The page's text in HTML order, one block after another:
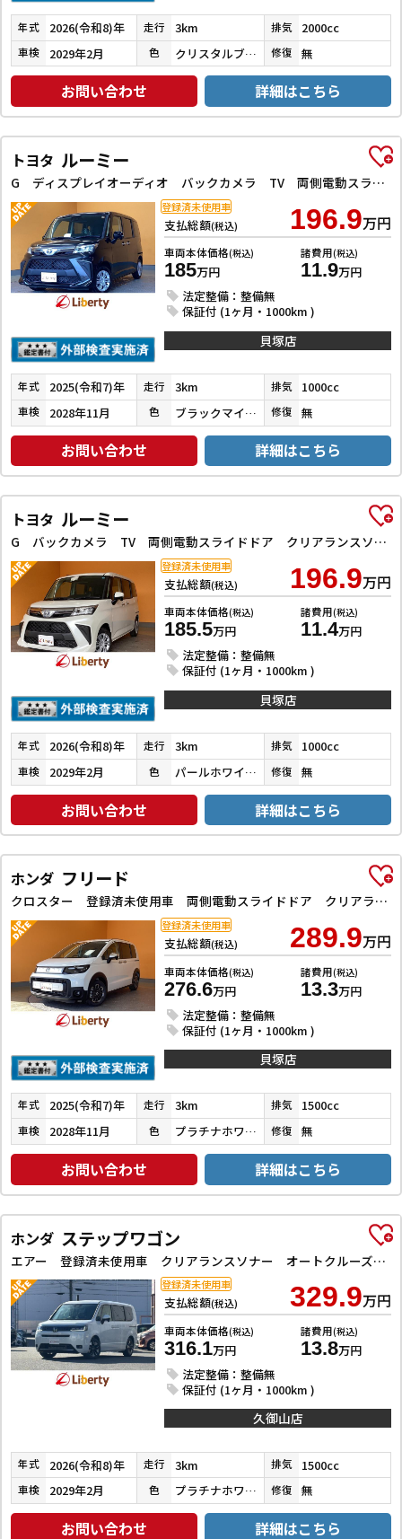
年式 2026(令和8)年 走行 3km 排気 2000cc
車検 2029年2月 色 クリスタルブラックパール 修復 無
お問い合わせ 詳細はこちら
トヨタ ルーミー
G ディスプレイオーディオ バックカメラ TV 両側電動スライドドア クリアランスソナー 衝突被害軽減システム オートライト LEDヘッドランプ スマートキー アイドリングストップ 電動格納ミラー
支払総額(税込) 196.9万円
車両本体価格(税込)
185万円
諸費用(税込)
11.9万円
法定整備：整備無
保証付 (1ヶ月・1000km )
登録済未使用車
貝塚店
年式 2025(令和7)年 走行 3km 排気 1000cc
車検 2028年11月 色 ブラックマイカメタリック 修復 無
お問い合わせ 詳細はこちら
トヨタ ルーミー
G バックカメラ TV 両側電動スライドドア クリアランスソナー 衝突被害軽減システム オートライト LEDヘッドランプ スマートキー アイドリングストップ 電動格納ミラー フルフラット ウォークスルー
支払総額(税込) 196.9万円
車両本体価格(税込)
185.5万円
諸費用(税込)
11.4万円
法定整備：整備無
保証付 (1ヶ月・1000km )
登録済未使用車
貝塚店
年式 2026(令和8)年 走行 3km 排気 1000cc
車検 2029年2月 色 パールホワイトⅢ 修復 無
お問い合わせ 詳細はこちら
ホンダ フリード
クロスター 登録済未使用車 両側電動スライドドア クリアランスソナー オートクルーズコントロール レーンアシスト 衝突被害軽減システム オートライト LEDヘッドランプ ヘッドライトウォッシャー スマートキー
支払総額(税込) 289.9万円
車両本体価格(税込)
276.6万円
諸費用(税込)
13.3万円
法定整備：整備無
保証付 (1ヶ月・1000km )
登録済未使用車
貝塚店
年式 2025(令和7)年 走行 3km 排気 1500cc
車検 2028年11月 色 プラチナホワイトパール 修復 無
お問い合わせ 詳細はこちら
ホンダ ステップワゴン
エアー 登録済未使用車 クリアランスソナー オートクルーズコントロール レーンアシスト 衝突被害軽減システム 両側電動スライドドア オートライト LEDヘッドランプ スマートキー 電動格納ミラー CVT
支払総額(税込) 329.9万円
車両本体価格(税込)
316.1万円
諸費用(税込)
13.8万円
法定整備：整備無
保証付 (1ヶ月・1000km )
登録済未使用車
久御山店
年式 2026(令和8)年 走行 3km 排気 1500cc
車検 2029年2月 色 プラチナホワイトパール 修復 無
お問い合わせ 詳細はこちら